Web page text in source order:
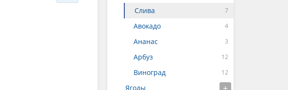
Слива
Авокадо
Ананас
Арбуз
Виноград
Ягоды